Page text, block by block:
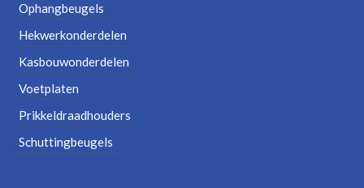
Ophangbeugels
Hekwerkonderdelen
Kasbouwonderdelen
Voetplaten
Prikkeldraadhouders
Schuttingbeugels